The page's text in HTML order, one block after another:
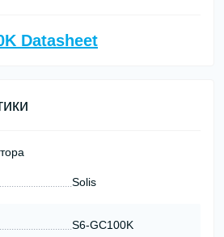
Datasheet
Solis
S6-GC100K